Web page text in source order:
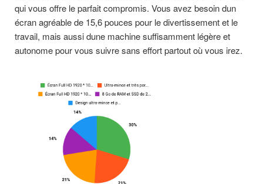
qui vous offre le parfait compromis. Vous avez besoin dun
écran agréable de 15,6 pouces pour le divertissement et le
travail, mais aussi dune machine suffisamment légère et
autonome pour vous suivre sans effort partout où vous irez.